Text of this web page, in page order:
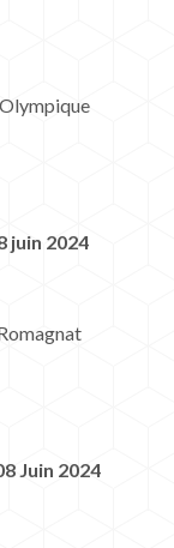
juin 2024
Juin 2024